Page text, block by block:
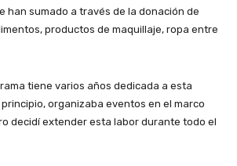
han sumado a través de la donación de
productos de maquillaje, ropa entre
tiene varios años dedicada a esta
organizaba eventos en el marco
decidí extender esta labor durante todo el